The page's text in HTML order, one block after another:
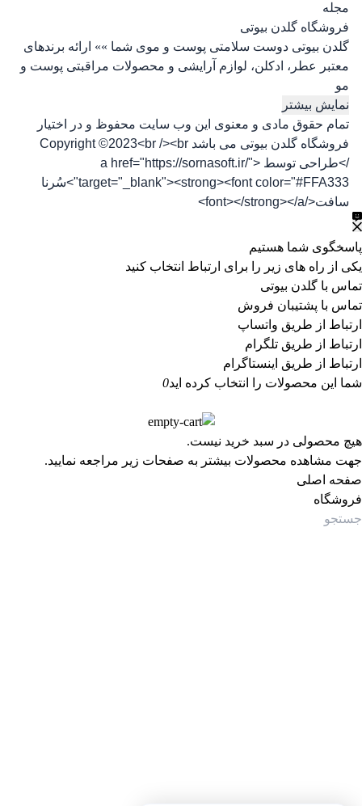
مجله
فروشگاه گلدن بیوتی
گلدن بیوتی دوست سلامتی پوست و موی شما »» ارائه برندهای
معتبر عطر، ادکلن، لوازم آرایشی و محصولات مراقبتی پوست و
مو
نمایش بیشتر
تمام حقوق مادی و معنوی این وب سایت محفوظ و در اختیار
فروشگاه گلدن بیوتی می باشد Copyright ©2023<br /><br
/>طراحی توسط <a href="https://sornasoft.ir/"
target="_blank"><strong><font color="#FFA333">سُرنا
سافت</font></strong></a>
پاسخگوی شما هستیم
یکی از راه های زیر را برای ارتباط انتخاب کنید
تماس با گلدن بیوتی
تماس با پشتیبان فروش
ارتباط از طریق واتساپ
ارتباط از طریق تلگرام
ارتباط از طریق اینستاگرام
شما این محصولات را انتخاب کرده اید0
هیچ محصولی در سبد خرید نیست.
جهت مشاهده محصولات بیشتر به صفحات زیر مراجعه نمایید.
صفحه اصلی
فروشگاه